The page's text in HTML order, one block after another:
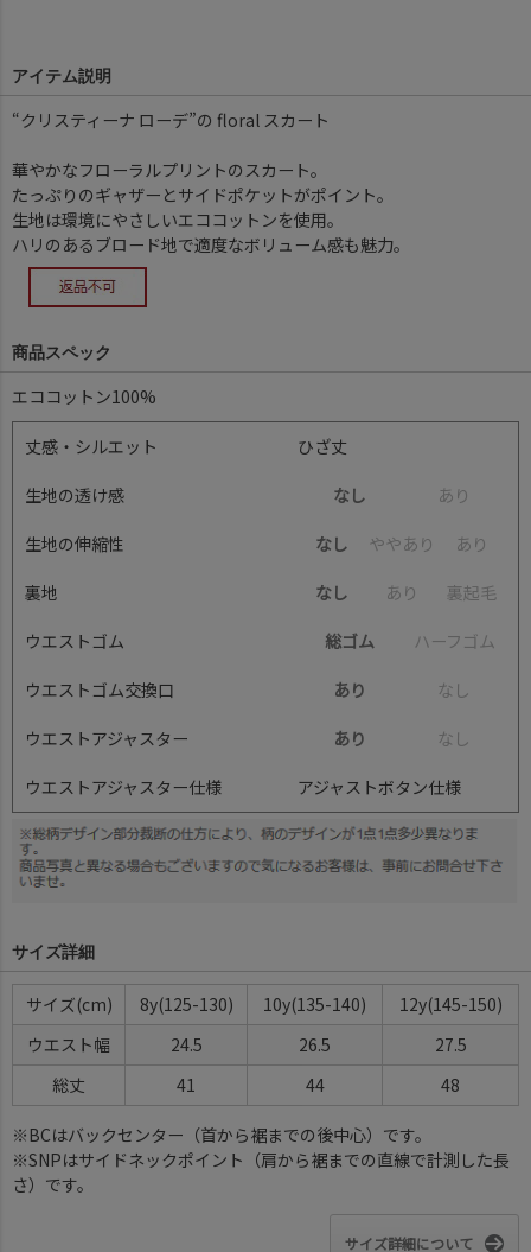
アイテム説明
“クリスティーナ ローデ”の floral スカート
華やかなフローラルプリントのスカート。
たっぷりのギャザーとサイドポケットがポイント。
生地は環境にやさしいエココットンを使用。
ハリのあるブロード地で適度なボリューム感も魅力。
商品スペック
エココットン100%
丈感・シルエット ひざ丈
生地の透け感 なし あ り
生地の伸縮性 なし ややあ り あ り
裏地 なし あ り 裏起毛
ウエストゴム 総ゴム ハーフ ゴ ム
ウエストゴム交換口 あり な し
ウエストアジャスター あり な し
ウエストアジャスター仕様 アジャストボタン仕様
サイズ詳細
サイズ(cm) 8y(125-130) 10y(135-140)
12y(145-150)
ウエスト幅
24.5 26.5
27.5
総丈
41 44 48
※BCはバックセンター（首から裾までの後中心）です。
※SNPはサイドネックポイント（肩から裾までの直線で計測した長
さ）です。
サイズ詳細について